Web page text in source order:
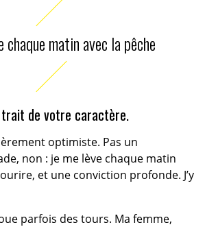
chaque matin avec la pêche
de votre caractère.
optimiste. Pas un
non : je me lève chaque matin
et une conviction profonde. J’y
parfois des tours. Ma femme,